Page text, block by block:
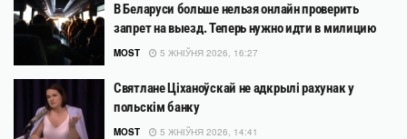
В Беларуси больше нельзя онлайн проверить
запрет на выезд. Теперь нужно идти в милицию
MOST 5 ЖНІЎНЯ 2026, 16:27
Святлане Ціханоўскай не адкрылі рахунак у
польскім банку
MOST 5 ЖНІЎНЯ 2026, 14:41